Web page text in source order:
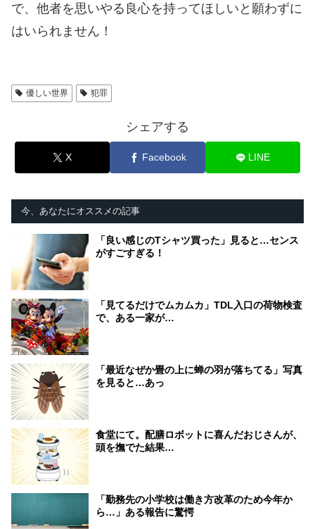
で、他者を思いやる良心を持ってほしいと願わずに
はいられません！
優しい世界 犯罪
シェアする
X Facebook LINE
今、あなたにオススメの記事
「良い感じのTシャツ買った」見ると…センス
がすごすぎる！
「見てるだけでムカムカ」TDL入口の荷物検査
で、ある一家が…
「最近なぜか畳の上に蝉の羽が落ちてる」写真
を見ると…あっ
食堂にて。配膳ロボットに喜んだおじさんが、
頭を撫でた結果…
「勤務先の小学校は働き方改革のため今年か
ら…」ある報告に驚愕